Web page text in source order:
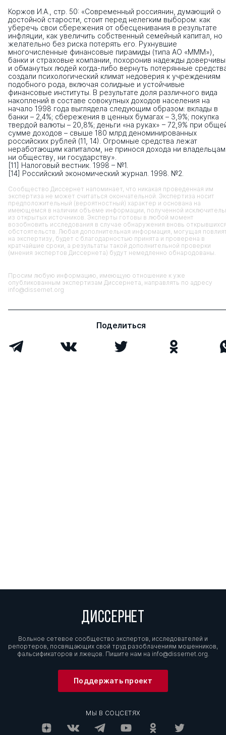
Коржов И.А., стр. 50: «Современный россиянин, думающий о
достойной старости, стоит перед нелегким выбором: как
уберечь свои сбережения от обесценивания в результате
инфляции, как увеличить собственный семейный капитал, но
желательно без риска потерять его. Рухнувшие
многочисленные финансовые пирамиды (типа АО «МММ»),
банки и страховые компании, похоронив надежды
и обманутых людей когда-либо вернуть потерянные
создали психологический климат недоверия к учреждениям
подобного рода, включая солидные и устойчивые
финансовые институты. В результате доля различного вида
накоплений в составе совокупных доходов населения на
начало 1998 года выглядела следующим образом: вклады в
банки – 2,4%; сбережения в ценных бумагах – 3,9%; покупка
твердой валюты – 20,8%; деньги «на руках» – 72,9% при
сумме доходов – свыше 180 млрд деноминированных
российских рублей (11, 14). Огромные средства лежат
неработающим капиталом, не принося дохода ни
ни обществу, ни государству».
[11] Налоговый вестник. 1998 – №1.
[14] Российский экономический журнал. 1998. №2.
Сообщество Диссернет напоминает, что никакая проведенная им
экспертиза не может считаться окончательной. Экспертиза носит
предположительный (вероятностный) характер и основана на
имеющемся в наличии объеме информации, полученной
из открытых источников. Эксперты готовы в любой момент
возобновить исследования в случае обнаружения вновь
обстоятельств. Любая дополнительная информация, могущая
на экспертизу, будет с благодарностью принята и проверена в
кратчайшие сроки, а результаты такой дополнительной проверки
(мнения экспертов Диссернета) будут немедленно обнародованы.
Просим любую информацию, имеющую отношение к уже
опубликованным экспертизам Диссернета, направлять по адресу
info@dissernet.org
Поделиться
ДИССЕРНЕТ
Вольное сетевое сообщество экспертов, исследователей и
репортеров, посвящающих свой труд разоблачениям мошенников,
фальсификаторов и лжецов. Пишите нам на info@dissernet.org.
Поддержать проект
МЫ В СОЦСЕТЯХ